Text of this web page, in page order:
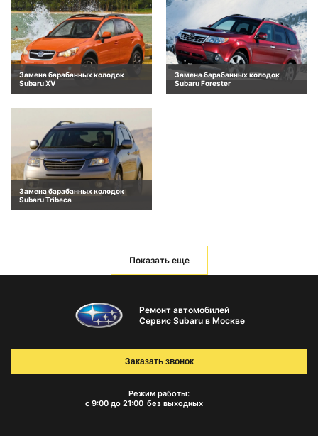
Замена барабанных колодок
Subaru XV
Замена барабанных колодок
Subaru Forester
Замена барабанных колодок
Subaru Tribeca
Показать еще
Ремонт автомобилей
Сервис Subaru в Москве
Режим работы:
с 9:00 до 21:00 без выходных
Заказать звонок